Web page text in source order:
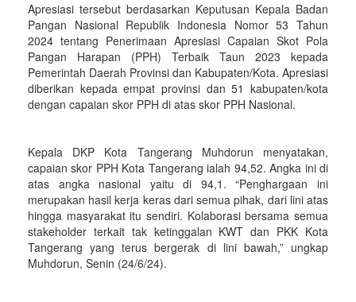
Apresiasi tersebut berdasarkan Keputusan Kepala Badan
Pangan Nasional Republik Indonesia Nomor 53 Tahun
2024 tentang Penerimaan Apresiasi Capaian Skot Pola
Pangan Harapan (PPH) Terbaik Taun 2023 kepada
Pemerintah Daerah Provinsi dan Kabupaten/Kota. Apresiasi
diberikan kepada empat provinsi dan 51 kabupaten/kota
dengan capaian skor PPH di atas skor PPH Nasional.
Kepala DKP Kota Tangerang Muhdorun menyatakan,
capaian skor PPH Kota Tangerang ialah 94,52. Angka ini di
atas angka nasional yaitu di 94,1. “Penghargaan ini
merupakan hasil kerja keras dari semua pihak, dari lini atas
hingga masyarakat itu sendiri. Kolaborasi bersama semua
stakeholder terkait tak ketinggalan KWT dan PKK Kota
Tangerang yang terus bergerak di lini bawah,” ungkap
Muhdorun, Senin (24/6/24).